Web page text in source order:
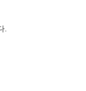
.